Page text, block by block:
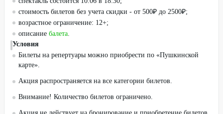
стоимость билетов без учета скидки - от 500₽ до 2500₽;
возрастное ограничение: 12+;
описание балета.
Условия
Билеты на репертуары можно приобрести по «Пушкинской
карте».
Акция распространяется на все категории билетов.
Внимание! Количество билетов ограничено.